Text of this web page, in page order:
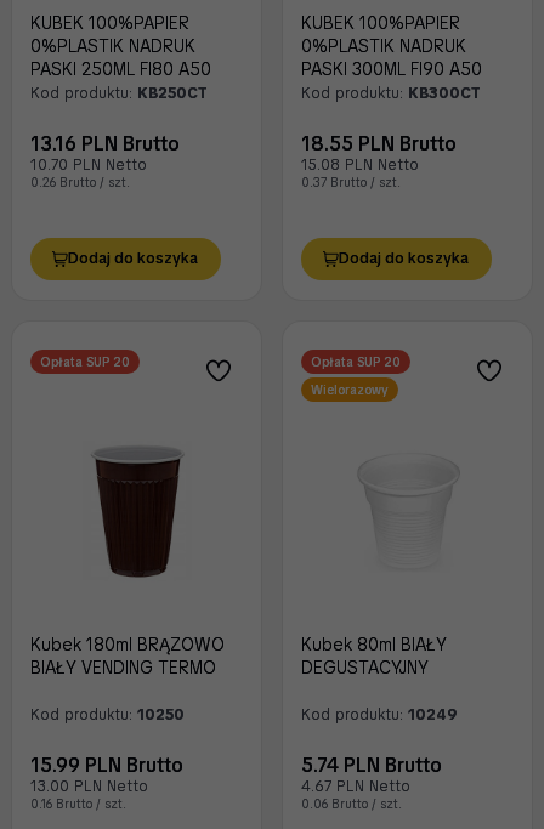
KUBEK 100%PAPIER
0%PLASTIK NADRUK
PASKI 250ML FI80 A50
Kod produktu: KB250CT
13.16 PLN Brutto
10.70 PLN Netto
0.26 Brutto / szt.
Dodaj do koszyka
KUBEK 100%PAPIER
0%PLASTIK NADRUK
PASKI 300ML FI90 A50
Kod produktu: KB300CT
18.55 PLN Brutto
15.08 PLN Netto
0.37 Brutto / szt.
Dodaj do koszyka
Opłata SUP 20
Kubek 180ml BRĄZOWO
BIAŁY VENDING TERMO
Kod produktu: 10250
15.99 PLN Brutto
13.00 PLN Netto
0.16 Brutto / szt.
Opłata SUP 20
Wielorazowy
Kubek 80ml BIAŁY
DEGUSTACYJNY
Kod produktu: 10249
5.74 PLN Brutto
4.67 PLN Netto
0.06 Brutto / szt.